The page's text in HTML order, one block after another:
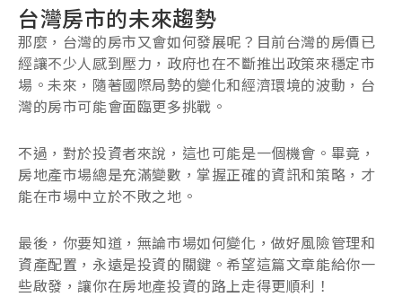
台灣房市的未來趨勢
那麼，台灣的房市又會如何發展呢？目前台灣的房價已
經讓不少人感到壓力，政府也在不斷推出政策來穩定市
場。未來，隨著國際局勢的變化和經濟環境的波動，台
灣的房市可能會面臨更多挑戰。
不過，對於投資者來說，這也可能是一個機會。畢竟，
房地產市場總是充滿變數，掌握正確的資訊和策略，才
能在市場中立於不敗之地。
最後，你要知道，無論市場如何變化，做好風險管理和
資產配置，永遠是投資的關鍵。希望這篇文章能給你一
些啟發，讓你在房地產投資的路上走得更順利！